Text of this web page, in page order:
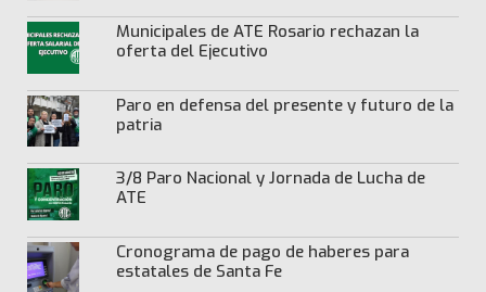
Municipales de ATE Rosario rechazan la
oferta del Ejecutivo
Paro en defensa del presente y futuro de la
patria
3/8 Paro Nacional y Jornada de Lucha de
ATE
Cronograma de pago de haberes para
estatales de Santa Fe